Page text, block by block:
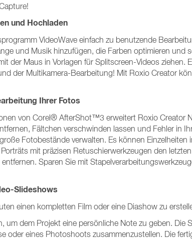
und Hochladen
VideoWave einfach zu benutzende
und Musik hinzufügen, die Farben optimieren und
der Maus in Vorlagen für Splitscreen-Videos ziehen.
der Multikamera-Bearbeitung! Mit Roxio Creator
Ihrer Fotos
von Corel® AfterShot™3 erweitert Roxio Creator
Fältchen verschwinden lassen und Fehler in
Fotobestände verwalten. Es können
mit präzisen Retuschierwerkzeugen den
Sparen Sie mit
Slideshows
einen kompletten Film oder eine Diashow zu
um dem Projekt eine persönliche Note zu geben.
oder eines Photoshoots zusammenzustellen. Die